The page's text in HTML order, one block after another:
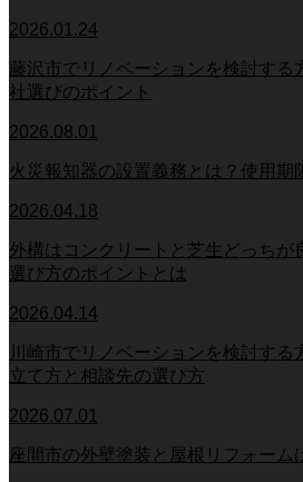
2026.01.24
藤沢市でリノベーションを検討する
社選びのポイント
2026.08.01
火災報知器の設置義務とは？使用期
2026.04.18
外構はコンクリートと芝生どっちが
選び方のポイントとは
2026.04.14
川崎市でリノベーションを検討す
立て方と相談先の選び方
2026.07.01
座間市の外壁塗装と屋根リフォーム